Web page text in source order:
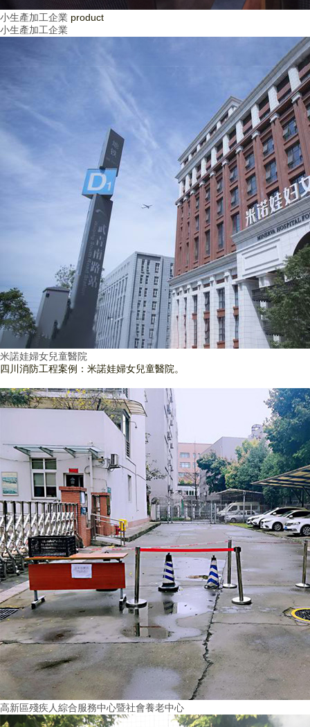
小生產加工企業 product
小生產加工企業
米諾娃婦女兒童醫院
四川消防工程案例：米諾娃婦女兒童醫院。
高新區殘疾人綜合服務中心暨社會養老中心